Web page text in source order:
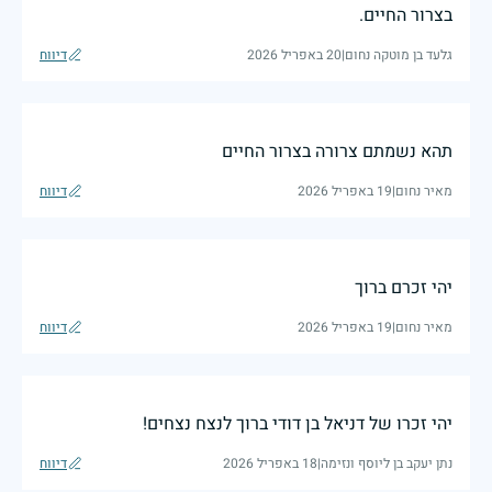
בצרור החיים.
גלעד בן מוטקה נחום|20 באפריל 2026 דיווח
תהא נשמתם צרורה בצרור החיים
מאיר נחום|19 באפריל 2026 דיווח
יהי זכרם ברוך
מאיר נחום|19 באפריל 2026 דיווח
יהי זכרו של דניאל בן דודי ברוך לנצח נצחים!
נתן יעקב בן ליוסף ונזימה|18 באפריל 2026 דיווח